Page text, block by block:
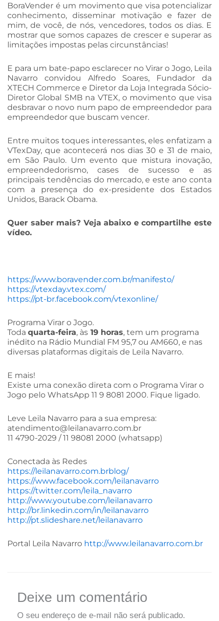
BoraVender é um movimento que visa potencializar
conhecimento, disseminar motivação e fazer de
mim, de você, de nós, vencedores, todos os dias. E
mostrar que somos capazes de crescer e superar as
limitações impostas pelas circunstâncias!
E para um bate-papo esclarecer no Virar o Jogo, Leila
Navarro convidou Alfredo Soares, Fundador da
XTECH Commerce e Diretor da Loja Integrada Sócio-
Diretor Global SMB na VTEX, o movimento que visa
desbravar o novo num papo de empreendedor para
empreendedor que buscam vencer.
Entre muitos toques interessantes, eles enfatizam a
VTexDay, que acontecerá nos dias 30 e 31 de maio,
em São Paulo. Um evento que mistura inovação,
empreendedorismo, cases de sucesso e as
principais tendências do mercado, e este ano conta
com a presença do ex-presidente dos Estados
Unidos, Barack Obama.
Quer saber mais? Veja abaixo e compartilhe este
vídeo.
https://www.boravender.com.br/manifesto/
https://vtexday.vtex.com/
https://pt-br.facebook.com/vtexonline/
Programa Virar o Jogo.
Toda quarta-feira, às 19 horas, tem um programa
inédito na Rádio Mundial FM 95,7 ou AM660, e nas
diversas plataformas digitais de Leila Navarro.
E mais!
Existe uma conexão direta com o Programa Virar o
Jogo pelo WhatsApp 11 9 8081 2000. Fique ligado.
Leve Leila Navarro para a sua empresa:
atendimento@leilanavarro.com.br
11 4790-2029 / 11 98081 2000 (whatsapp)
Conectada às Redes
https://leilanavarro.com.brblog/
https://www.facebook.com/leilanavarro
https://twitter.com/leila_navarro
http://www.youtube.com/leilanavarro
http://br.linkedin.com/in/leilanavarro
http://pt.slideshare.net/leilanavarro
Portal Leila Navarro http://www.leilanavarro.com.br
Deixe um comentário
O seu endereço de e-mail não será publicado.